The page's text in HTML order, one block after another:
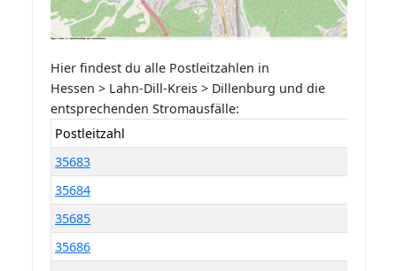
Hier findest du alle Postleitzahlen in
Hessen > Lahn-Dill-Kreis > Dillenburg und die
entsprechenden Stromausfälle:
Postleitzahl
35683
35684
35685
35686